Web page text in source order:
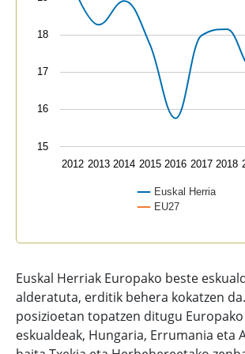
Euskal Herria
EU27
2012 2013 2014 2015 2016 2017 2018
15
16
17
18
Euskal Herriak Europako beste
alderatuta, erditik behera kokatzen
posizioetan topatzen ditugu
eskualdeak, Hungaria, Errumania eta